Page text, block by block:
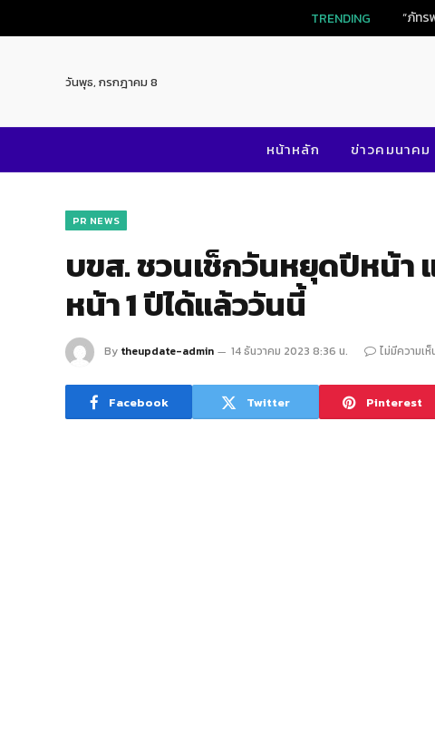
TRENDING
วันพุธ, กรกฎาคม 8
หน้าหลัก ข่าวคมนาคม
PR NEWS
บขส. ชวนเช็กวันหยุดปีหน้า
หน้า 1 ปีได้แล้ววันนี้
By theupdate-admin 14 ธันวาคม 2023 8:36 น. ไม่มีความเห็
Facebook Twitter Pinterest